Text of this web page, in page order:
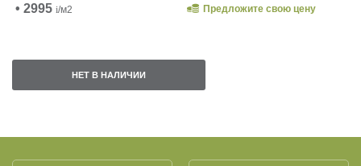
• 2995 i/м2
Предложите свою цену
НЕТ В НАЛИЧИИ